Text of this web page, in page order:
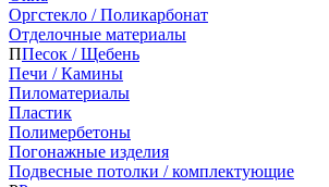
Оргстекло / Поликарбонат
Отделочные материалы
ППесок / Щебень
Печи / Камины
Пиломатериалы
Пластик
Полимербетоны
Погонажные изделия
Подвесные потолки / комплектующие